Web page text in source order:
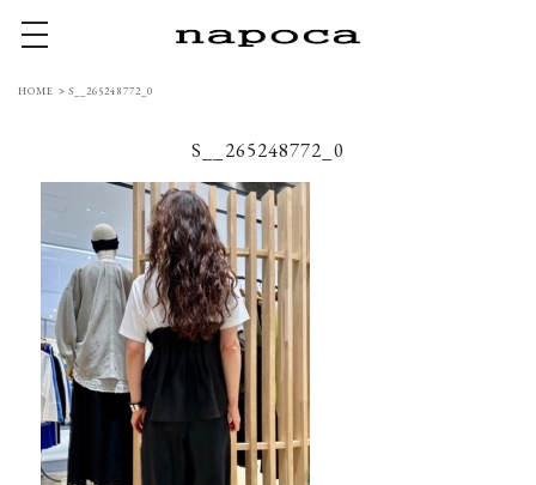
toggle navigation
HOME >S__265248772_0
S__265248772_0